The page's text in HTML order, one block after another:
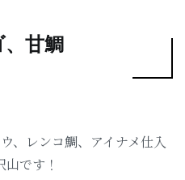
甘鯛
、レンコ鯛、アイナメ仕入
です！